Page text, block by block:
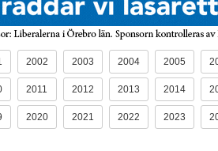
2002 2003 2004 2005
2011 2012 2013 2014
2020 2021 2022 2023